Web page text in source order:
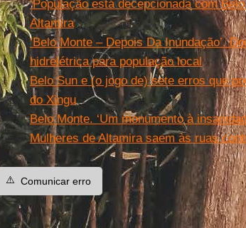
‘População está decepcionada com
Altamira
‘Belo Monte – Depois Da Inundação’.
hidrelétrica para população local
Belo Sun e (o jogo de) sete erros que
do Xingu
Belo Monte. ‘Um monumento à
Mulheres de Altamira saem às ruas
⚠️ Comunicar erro